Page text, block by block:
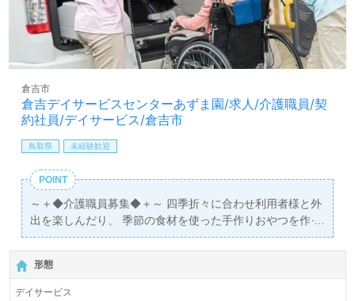
倉吉デイサービスセンターあずま園/求人/介護職員/契
約社員/デイサービス/倉吉市
倉吉市
鳥取県 未経験歓迎
POINT
～＋◆介護職員募集◆＋～ 四季折々に合わせ利用者様と外
出を楽しんだり、 季節の食材を使った手作りおやつを作っ
たりと、様々なイベントが盛りだくさん！ ご利用者と職員
がともに楽しく過ごしている、アットホームな職場です♪
形態
デイサービス